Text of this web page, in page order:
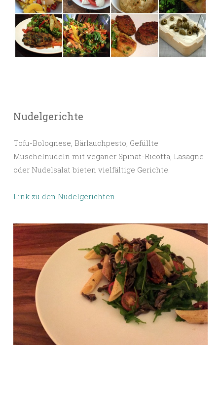
Nudelgerichte
Tofu-Bolognese, Bärlauchpesto, Gefüllte
Muschelnudeln mit veganer Spinat-Ricotta, Lasagne
oder Nudelsalat bieten vielfältige Gerichte.
Link zu den Nudelgerichten